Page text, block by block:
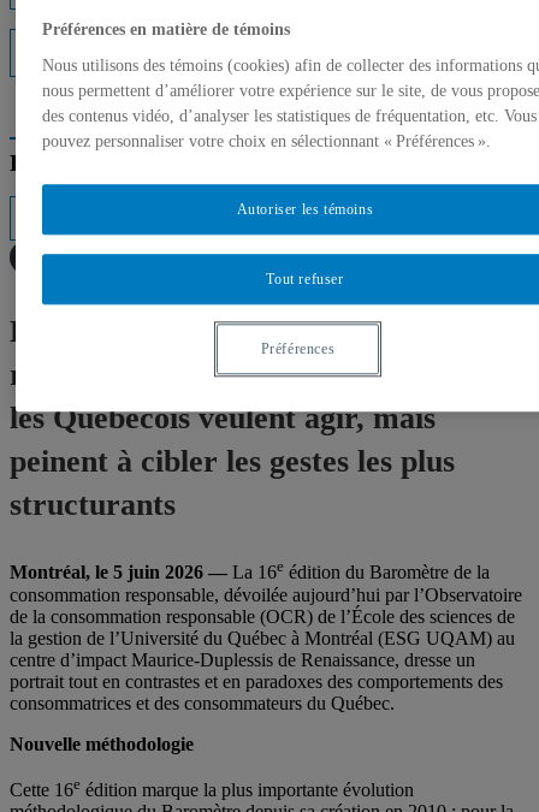
Répertoire des professeurs
Baromètre de la consommation
responsable 2026 : les Québécoises et
les Québécois veulent agir, mais
peinent à cibler les gestes les plus
structurants
Montréal, le 5 juin 2026 — La 16e édition du Baromètre de la
consommation responsable, dévoilée aujourd’hui par l’Observatoire
de la consommation responsable (OCR) de l’École des sciences de
la gestion de l’Université du Québec à Montréal (ESG UQAM) au
centre d’impact Maurice-Duplessis de Renaissance, dresse un
portrait tout en contrastes et en paradoxes des comportements des
consommatrices et des consommateurs du Québec.
Nouvelle méthodologie
Cette 16e édition marque la plus importante évolution
Préférences en matière de témoins
Nous utilisons des témoins (cookies) afin de collecter des informations
nous permettent d’améliorer votre expérience sur le site, de vous
des contenus vidéo, d’analyser les statistiques de fréquentation, etc. Vous
pouvez personnaliser votre choix en sélectionnant « Préférences ».
Tout refuser
Autoriser les témoins
Préférences